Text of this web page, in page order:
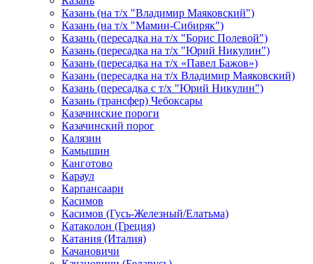
Казань (на т/х "Владимир Маяковский")
Казань (на т/х "Мамин-Сибиряк")
Казань (пересадка на т/х "Борис Полевой")
Казань (пересадка на т/х "Юрий Никулин")
Казань (пересадка на т/х «Павел Бажов»)
Казань (пересадка на т/х Владимир Маяковский)
Казань (пересадка с т/х "Юрий Никулин")
Казань (трансфер) Чебоксары
Казачинские пороги
Казачинский порог
Калязин
Камышин
Канготово
Караул
Карпансаари
Касимов
Касимов (Гусь-Железный/Елатьма)
Катаколон (Греция)
Катания (Италия)
Качановичи